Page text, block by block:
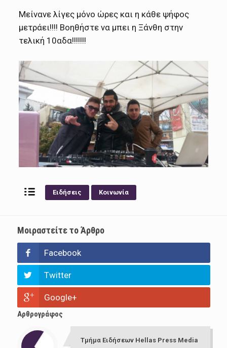
Μείνανε λίγες μόνο ώρες και η κάθε ψήφος
μετράει!!!! Βοηθήστε να μπει η Ξάνθη στην
τελική 10αδα!!!!!!!
Ειδήσεις Κοινωνία
Μοιραστείτε το Άρθρο
Facebook
Twitter
Google+
Αρθρογράφος
Τμήμα Ειδήσεων Hellas Press Media